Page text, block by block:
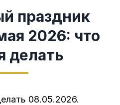
праздник
2026: что
делать
08.05.2026.